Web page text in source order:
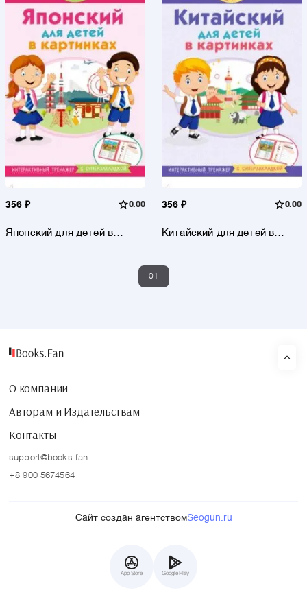
356 ₽ 0.00
Японский для детей в
356 ₽ 0.00
Китайский для детей в
01
О компании
Авторам и Издательствам
Контакты
support@books.fan
+8 900 5674564
Сайт создан агентствомSeogun.ru
App Store Google Play